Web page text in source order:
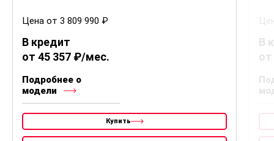
Цена от 3 809 990 ₽
В кредит
от 45 357 ₽/мес.
Подробнее о
модели
Купить
В